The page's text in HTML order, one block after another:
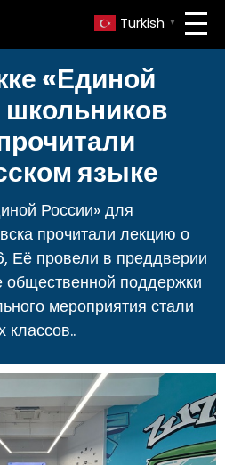
Turkish ▼
«Единой
языке
России» для
прочитали лекцию о
Её провели в преддверии
поддержки
мероприятия стали